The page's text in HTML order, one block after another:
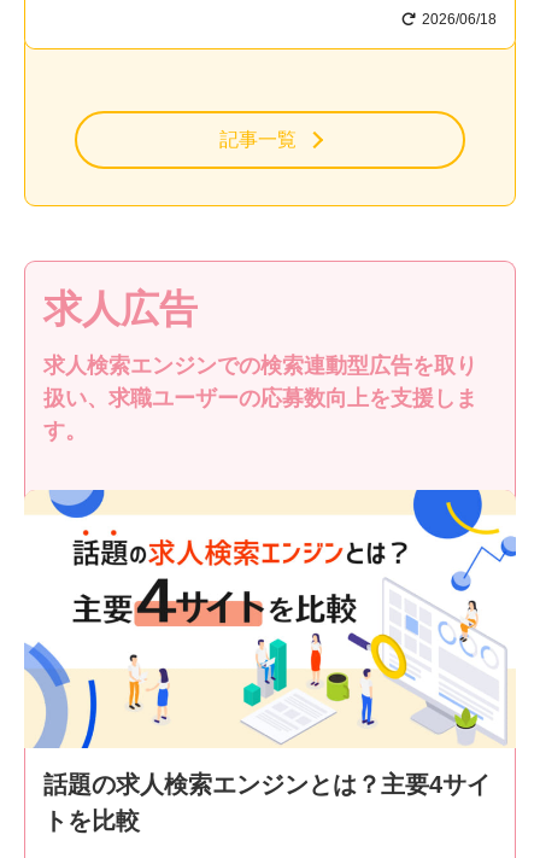
2026/06/18
記事一覧
求人広告
求人検索エンジンでの検索連動型広告を取り
扱い、求職ユーザーの応募数向上を支援しま
す。
話題の求人検索エンジンとは？主要4サイ
トを比較